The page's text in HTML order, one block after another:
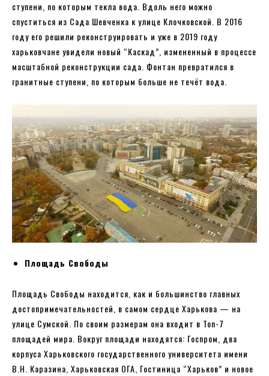
ступени, по которым текла вода. Вдоль него можно
спуститься из Сада Шевченка к улице Клочковской. В 2016
году его решили реконструировать и уже в 2019 году
харьковчане увидели новый “Каскад”, измененный в процессе
масштабной реконструкции сада. Фонтан превратился в
гранитные ступени, по которым больше не течёт вода.
Площадь Свободы
Площадь Свободы находится, как и большинство главных
достопримечательностей, в самом сердце Харькова — на
улице Сумской. По своим размерам она входит в Топ-7
площадей мира. Вокруг площади находятся: Госпром, два
корпуса Харьковского государственного университета имени
В.Н. Каразина, Харьковская ОГА, Гостиница “Харьков” и новое